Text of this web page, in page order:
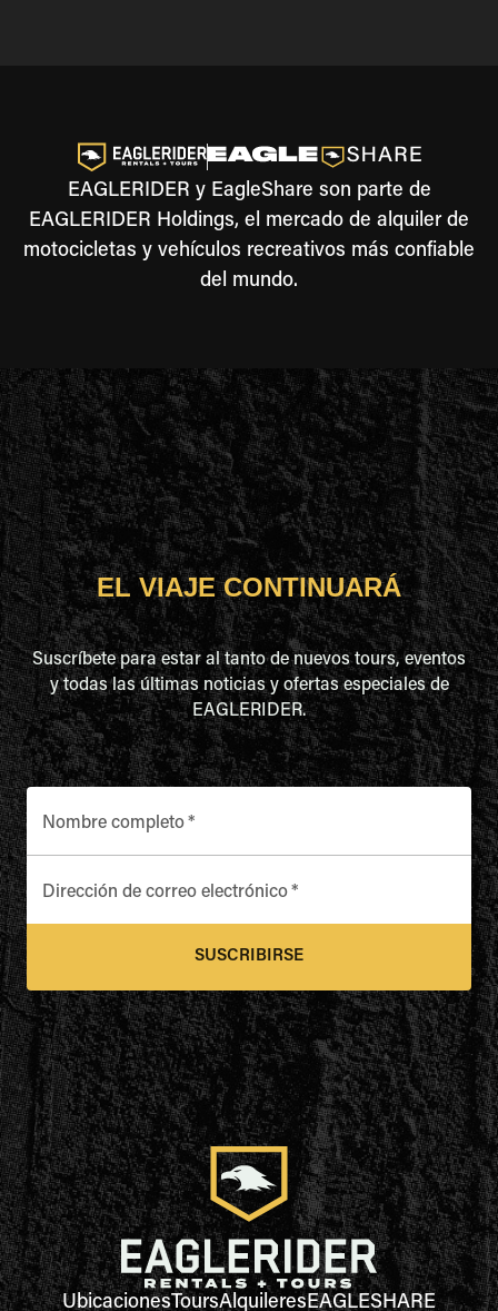
EAGLERIDER y EagleShare son parte de
EAGLERIDER Holdings, el mercado de alquiler de
motocicletas y vehículos recreativos más confiable
del mundo.
EL VIAJE CONTINUARÁ
Suscríbete para estar al tanto de nuevos tours, eventos
y todas las últimas noticias y ofertas especiales de
EAGLERIDER.
Nombre completo*
Dirección de correo electrónico*
SUSCRIBIRSE
UbicacionesToursAlquileresEAGLESHARE